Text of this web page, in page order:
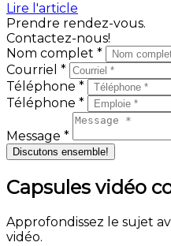
Lire l'article
Prendre rendez-vous.
Contactez-nous!
Nom complet *
Courriel *
Téléphone *
Téléphone *
Message *
Discutons ensemble!
Capsules vidéo
Approfondissez le sujet
vidéo.